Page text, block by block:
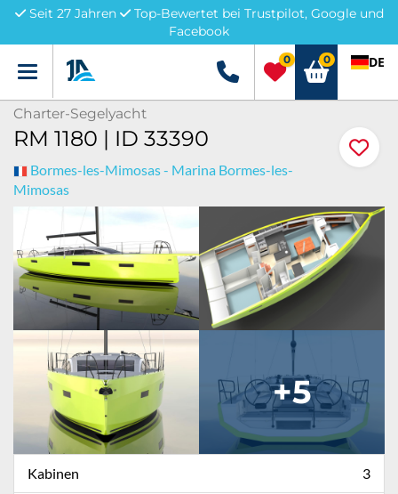
Seit 27 Jahren
Top-Bewertet bei Trustpilot, Google und
Facebook
Menü +49 5741 3222690
0 0 DE
Charter-Segelyacht
RM 1180 | ID 33390
Bormes-les-Mimosas - Marina Bormes-les-
Mimosas
+5
Kabinen 3